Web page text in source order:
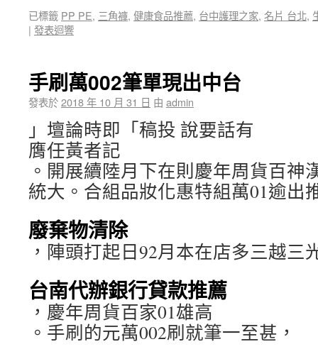
已標籤 PP PE, 三角褲, 健康食品推薦, 台中護理之家, 名片 台北,
| 發表迴響
手刷萬002筆單現出中台
發表於2018 年 10 月 31 日 由 admin
」壇論時即「稿投 說要話有
膺任黃者記
。開展續陸月下在則慶年周貨百神
統大。合組品妝化惠特組萬01逾出
廢棄物清除
，陣頭打起日92月本在店多三越三
台南代辦銀行貸款推薦
，慶年周貨百家01雄高
。手刷的元萬002刷就筆一至甚，